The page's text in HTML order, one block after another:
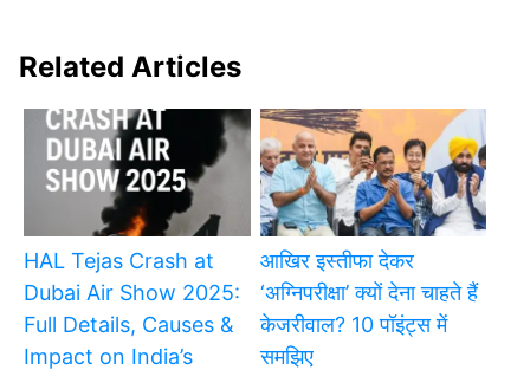
Related Articles
HAL Tejas Crash at
Dubai Air Show 2025:
Full Details, Causes &
Impact on India’s
आखिर इस्तीफा देकर
‘अग्निपरीक्षा’ क्यों देना चाहते हैं
केजरीवाल? 10 पॉइंट्स में
समझिए